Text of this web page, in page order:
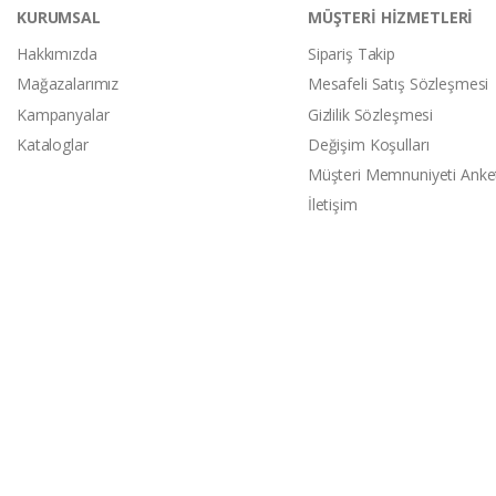
KURUMSAL
Hakkımızda
Mağazalarımız
Kampanyalar
Kataloglar
MÜŞTERİ HİZMETLERİ
Sipariş Takip
Mesafeli Satış Sözleşmesi
Gizlilik Sözleşmesi
Değişim Koşulları
Müşteri Memnuniyeti
İletişim